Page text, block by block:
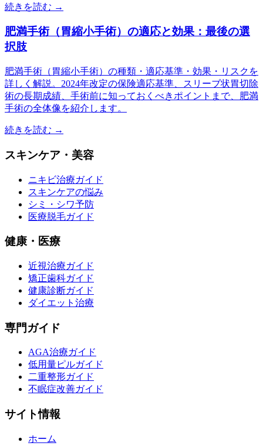
続きを読む →
肥満手術（胃縮小手術）の適応と効果：最後の選
択肢
肥満手術（胃縮小手術）の種類・適応基準・効果・リスクを
詳しく解説。2024年改定の保険適応基準、スリーブ状胃切除
術の長期成績、手術前に知っておくべきポイントまで、肥満
手術の全体像を紹介します。
続きを読む →
スキンケア・美容
ニキビ治療ガイド
スキンケアの悩み
シミ・シワ予防
医療脱毛ガイド
健康・医療
近視治療ガイド
矯正歯科ガイド
健康診断ガイド
ダイエット治療
専門ガイド
AGA治療ガイド
低用量ピルガイド
二重整形ガイド
不眠症改善ガイド
サイト情報
ホーム